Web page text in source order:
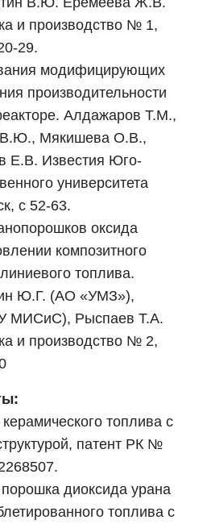
и производство № 1,
29.
модифицирующих
производительности
Алдажаров Т.М.,
Мякишева О.В.,
Е.В. Известия Юго-
университета
с 52-63.
оксида
композитного
топлива.
Ю.Г. (АО «УМЗ»),
МИСиС), Рыспаев Т.А.
и производство № 2,
топлива с
патент РК №
диоксида урана
топлива с